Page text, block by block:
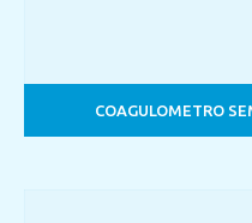
COAGULOMETRO